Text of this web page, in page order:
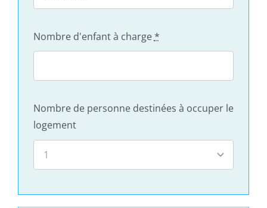
Nombre d'enfant à charge *
Nombre de personne destinées à occuper le
logement